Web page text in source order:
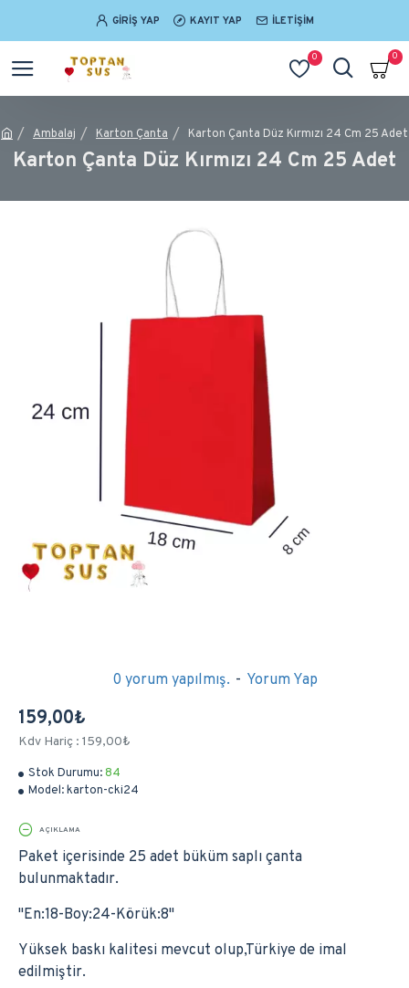
GIRIŞ YAP KAYIT YAP İLETIŞIM
0 0
Ambalaj Karton Çanta Karton Çanta Düz Kırmızı 24 Cm 25 Adet
Karton Çanta Düz Kırmızı 24 Cm 25 Adet
Stok Durumu: 84
Model:karton-cki24
0 yorum yapılmış. - Yorum Yap
159,00₺
Kdv Hariç : 159,00₺
AÇIKLAMA
Paket içerisinde 25 adet büküm saplı çanta
bulunmaktadır.
''En:18-Boy:24-Körük:8''
Yüksek baskı kalitesi mevcut olup,Türkiye de imal
edilmiştir.